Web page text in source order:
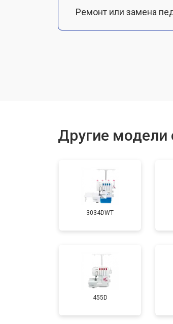
Ремонт или замена
Замена или ремонт
Другие модели
3034DWT
455D